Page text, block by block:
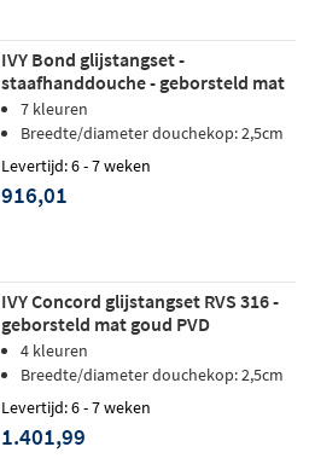
IVY Bond glijstangset -
staafhanddouche - geborsteld mat
goud PVD
7 kleuren
Breedte/diameter douchekop: 2,5cm
Levertijd: 6 - 7 weken
916,01
IVY Concord glijstangset RVS 316 -
geborsteld mat goud PVD
4 kleuren
Breedte/diameter douchekop: 2,5cm
Levertijd: 6 - 7 weken
1.401,99